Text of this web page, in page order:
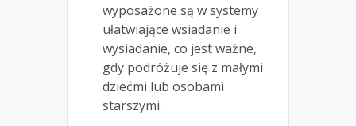
wyposażone są w systemy
ułatwiające wsiadanie i
wysiadanie, co jest ważne,
gdy podróżuje się z małymi
dziećmi lub osobami
starszymi.